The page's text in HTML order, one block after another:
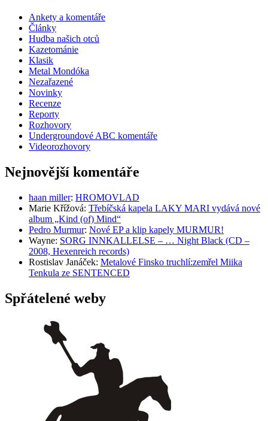
Ankety a komentáře
Články
Hudba našich otců
Kazetománie
Klasik
Metal Mondóka
Nezařazené
Novinky
Recenze
Reporty
Rozhovory
Undergroundové ABC komentáře
Videorozhovory
Nejnovější komentáře
haan miller: HROMOVLAD
Marie Křížová: Třebíčská kapela LAKY MARI vydává nové
album „Kind (of) Mind“
Pedro Murmur: Nové EP a klip kapely MURMUR!
Wayne: SORG INNKALLELSE – … Night Black (CD –
2008, Hexenreich records)
Rostislav Janáček: Metalové Finsko truchlí:zemřel Miika
Tenkula ze SENTENCED
Spřátelené weby